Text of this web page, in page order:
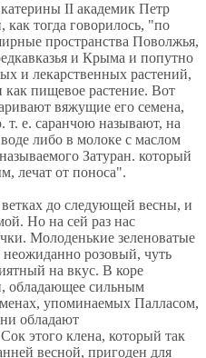
II академик Петр
тогда говорилось, "по
пространства Поволжья,
и Крыма и попутно
и лекарственных растений,
как пищевое растение. Вот
вяжущие его семена,
е. саранчою называют, на
либо в молоке с маслом
Затуран. который
лечат от поноса".
до следующей весны, и
Но на сей раз нас
Молоденькие зеленоватые
розовый, чуть
на вкус. В коре
обладающее сильным
упоминаемых Палласом,
обладают
этого клена, который так
весной, пригоден для